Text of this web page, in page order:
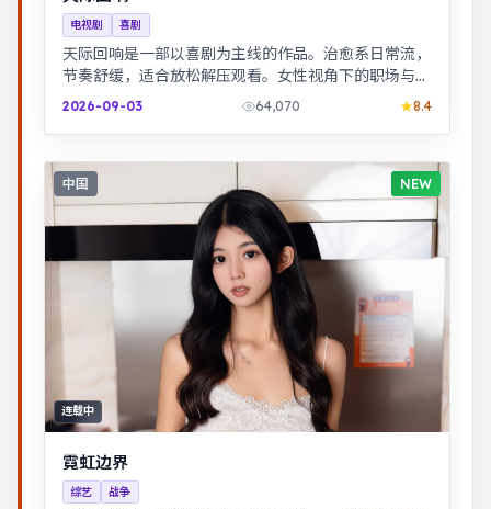
电视剧 喜剧
天际回响是一部以喜剧为主线的作品。治愈系日常流，
节奏舒缓，适合放松解压观看。女性视角下的职场与家
庭平衡议题，台词犀利，共鸣感强。
2026-09-03 64,070 8.4
中国 NEW
连载中
霓虹边界
综艺 战争